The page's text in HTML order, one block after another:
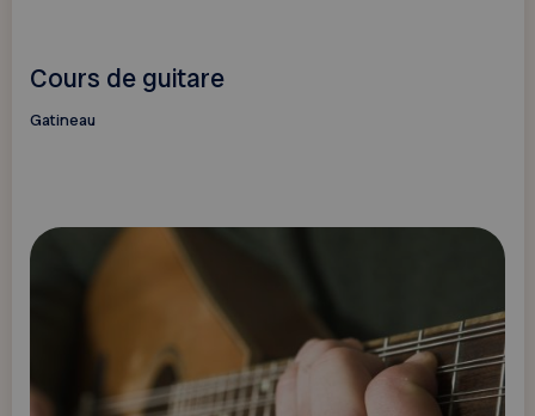
Cours de guitare
Gatineau